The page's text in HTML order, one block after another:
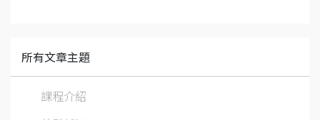
所有文章主題
課程介紹